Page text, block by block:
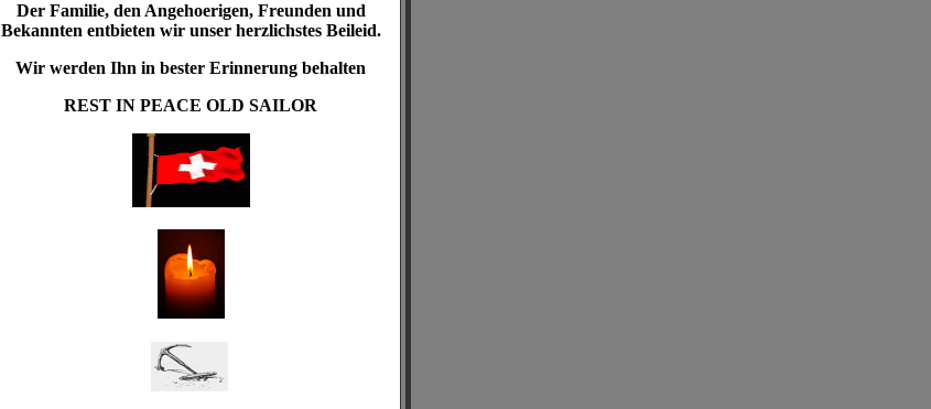
Der Familie, den Angehoerigen, Freunden und
Bekannten entbieten wir unser herzlichstes Beileid.
Wir werden Ihn in bester Erinnerung behalten
REST IN PEACE OLD SAILOR